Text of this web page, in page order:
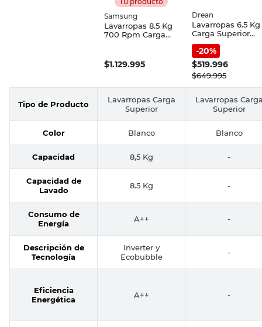
Samsung
Lavarropas 8.5 Kg
700 Rpm Carga
Samsung
$1.129.995
Drean
Lavarropas 6.5 Kg
Carga Superior
Blanco
LSDR0680TB0
Drean
-20%
$519.996
$649.995
Tipo de Producto
Lavarropas Carga
Superior
Lavarropas
Superior
Color Blanco Blanco
Capacidad 8,5 Kg -
Capacidad de
Lavado
8.5 Kg -
Consumo de
Energía
A++ -
Descripción de
Tecnología
Inverter y
Ecobubble
-
Eficiencia
Energética
A++ -